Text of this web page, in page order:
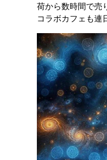
荷から数時間で売
コラボカフェも連